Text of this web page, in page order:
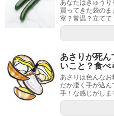
あなたはきゅうり
買ってきた袋の
室？常温？立て
あさりが死
いこと？食べ
あさりは色んな
だか凄く手が込
手！な感じがし